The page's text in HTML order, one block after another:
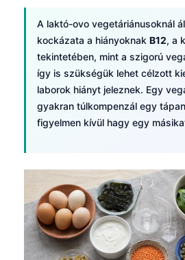
A laktó-ovo vegetáriánusoknál
kockázata a hiányoknak B12, a
tekintetében, mint a szigorú
így is szükségük lehet célzott
laborok hiányt jeleznek. Egy
gyakran túlkompenzál egy
figyelmen kívül hagy egy